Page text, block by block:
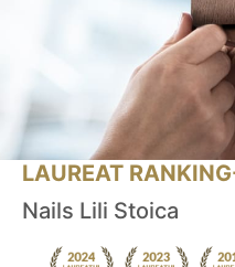
LAUREAT
Nails Lili Stoica